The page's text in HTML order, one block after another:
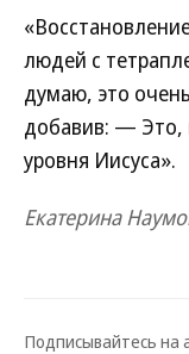
людей с
думаю, это
добавив: — Это,
уровня Иисуса».
Екатерина
Подписывайтесь на